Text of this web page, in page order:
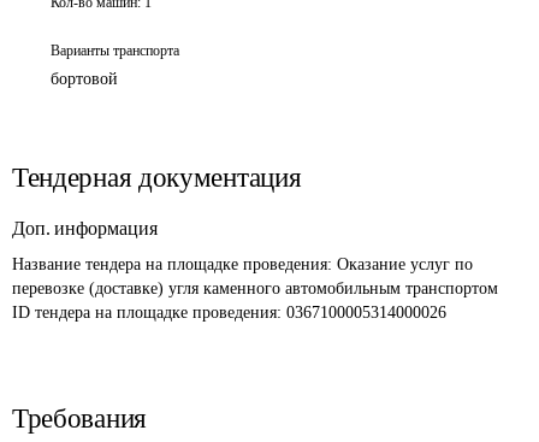
Варианты транспорта
бортовой
Тендерная документация
Доп. информация
Название тендера на площадке проведения: Оказание услуг по
перевозке (доставке) угля каменного автомобильным транспортом
ID тендера на площадке проведения: 0367100005314000026
Требования